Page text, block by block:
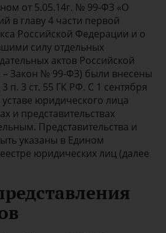
от 5.05.14г. № 99-ФЗ «О
в главу 4 части первой
Российской Федерации и о
силу отдельных
актов Российской
– Закон № 99-ФЗ) были внесены
п. 3 ст. 55 ГК РФ. С 1 сентября
юридического лица
и представительствах
Представительства и
указаны в Едином
юридических лиц (далее